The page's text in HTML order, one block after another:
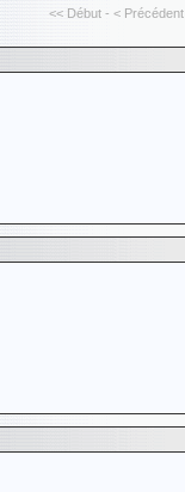
<< Début - < Précédent